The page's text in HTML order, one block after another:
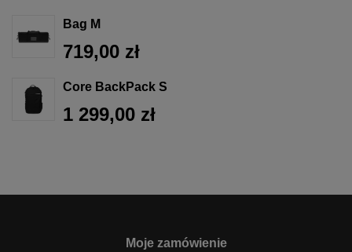
Bag M
719,00 zł
Core BackPack S
1 299,00 zł
Moje zamówienie